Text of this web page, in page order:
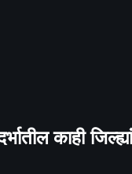
काही